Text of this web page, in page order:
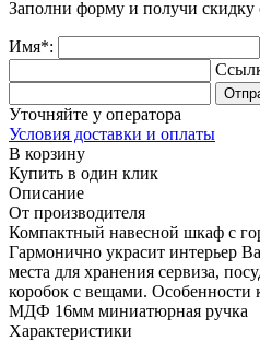
Заполни форму и получи скидку
Имя*:
Уточняйте у оператора
Условия доставки и оплаты
В корзину
Купить в один клик
Описание
От производителя
Компактный навесной шкаф с
Гармонично украсит интерьер
места для хранения сервиза,
коробок с вещами.
МДФ 16мм миниатюрная ручка
Характеристики